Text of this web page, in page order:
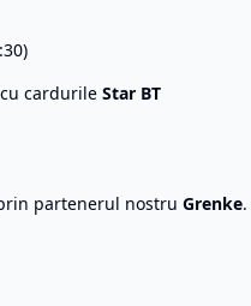
cardurile Star BT
partenerul nostru Grenke.